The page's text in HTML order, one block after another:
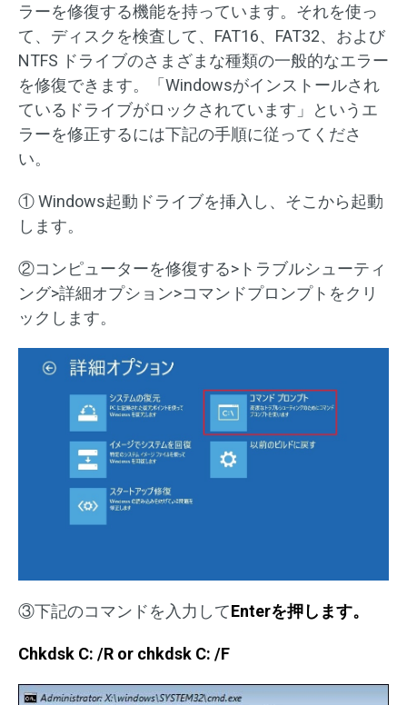
ラーを修復する機能を持っています。それを使っ
て、ディスクを検査して、FAT16、FAT32、および
NTFS ドライブのさまざまな種類の一般的なエラー
を修復できます。「Windowsがインストールされ
ているドライブがロックされています」というエ
ラーを修正するには下記の手順に従ってくださ
い。
① Windows起動ドライブを挿入し、そこから起動
します。
②コンピューターを修復する>トラブルシューティ
ング>詳細オプション>コマンドプロンプトをクリ
ックします。
③下記のコマンドを入力してEnterを押します。
Chkdsk C: /R or chkdsk C: /F